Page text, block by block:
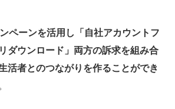
ペーンを活用し「自社アカウントフ
ダウンロード」両方の訴求を組み合
活者とのつながりを作ることができ